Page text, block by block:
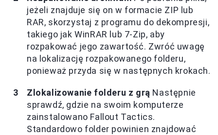
jeżeli znajduje się on w formacie ZIP lub
RAR, skorzystaj z programu do dekompresji,
takiego jak WinRAR lub 7-Zip, aby
rozpakować jego zawartość. Zwróć uwagę
na lokalizację rozpakowanego folderu,
ponieważ przyda się w następnych krokach.
Zlokalizowanie folderu z grą Następnie
sprawdź, gdzie na swoim komputerze
zainstalowano Fallout Tactics.
Standardowo folder powinien znajdować